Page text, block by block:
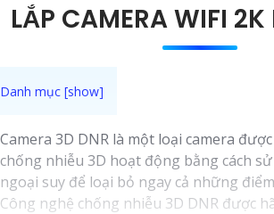
LẮP CAMERA WIFI
Camera 3D DNR là một loại camera
chống nhiễu 3D hoạt động bằng cách
ngoại suy để loại bỏ ngay cả những
Công nghệ chống nhiễu 3D DNR được